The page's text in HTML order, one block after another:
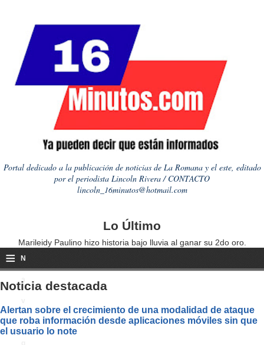
Portal dedicado a la publicación de noticias de La Romana y el este, editado
por el periodista Lincoln Rivera / CONTACTO
lincoln_16minutos@hotmail.com
Lo Último
Marileidy Paulino hizo historia bajo lluvia al ganar su 2do oro.
≡ N
a
i
Noticia destacada
Alertan sobre el crecimiento de una modalidad de ataque
que roba información desde aplicaciones móviles sin que
el usuario lo note